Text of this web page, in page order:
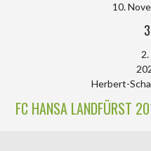
10.
3
2.
Herbert-
FC HANSA LANDFÜRST